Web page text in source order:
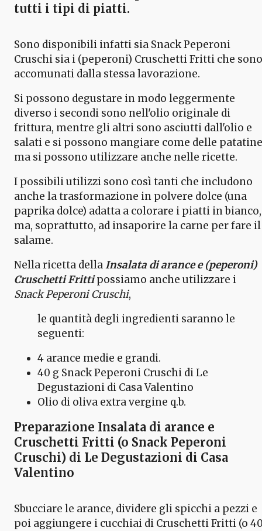
tutti i tipi di piatti.
Sono disponibili infatti sia Snack Peperoni
Cruschi sia i (peperoni) Cruschetti Fritti che sono
accomunati dalla stessa lavorazione.
Si possono degustare in modo leggermente
diverso i secondi sono nell'olio originale di
frittura, mentre gli altri sono asciutti dall'olio e
salati e si possono mangiare come delle patatine
ma si possono utilizzare anche nelle ricette.
I possibili utilizzi sono così tanti che includono
anche la trasformazione in polvere dolce (una
paprika dolce) adatta a colorare i piatti in bianco,
ma, soprattutto, ad insaporire la carne per fare il
salame.
Nella ricetta dellaInsalata di arance e (peperoni)
Cruschetti Frittipossiamo anche utilizzare i
Snack Peperoni Cruschi,
le quantità degli ingredienti saranno le
seguenti:
4 arance medie e grandi.
40 g Snack Peperoni Cruschi di Le
Degustazioni di Casa Valentino
Olio di oliva extra vergine q.b.
Preparazione Insalata di arance e
Cruschetti Fritti (o Snack Peperoni
Cruschi) di Le Degustazioni di Casa
Valentino
Sbucciare le arance, dividere gli spicchi a pezzi e
poi aggiungere i cucchiai di Cruschetti Fritti (o